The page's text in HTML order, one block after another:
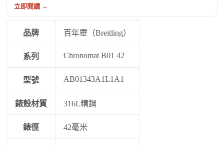
立即閱讀 →
品牌 百年靈（Breitling）
系列 Chronomat B01 42
型號 AB01343A1L1A1
錶殼材質 316L精鋼
錶徑 42毫米